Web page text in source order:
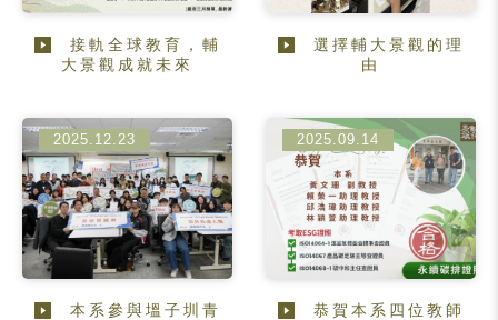
接軌全球教育，輔
大景觀成就未來
選擇輔大景觀的理
由
2025.12.23
本系參與塭子圳青
2025.09.14
恭賀本系四位教師